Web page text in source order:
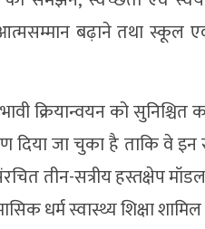
बढ़ाने तथा स्कूल
क्रियान्वयन को
दिया जा चुका है ताकि वे
तीन-सत्रीय हस्तक्षेप
धर्म स्वास्थ्य शिक्षा शामिल